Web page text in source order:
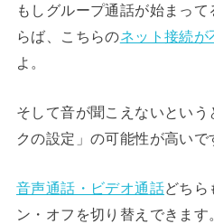
もしグループ通話が始まっ
らば、こちらのネット接続が
よ。
そして音が聞こえないとい
クの設定」の可能性が高いで
音声通話・ビデオ通話どちら
ン・オフを切り替えできます